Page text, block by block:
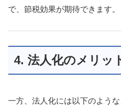
で、節税効果が期待できます。
4. 法人化のメリッ
一方、法人化には以下のよう